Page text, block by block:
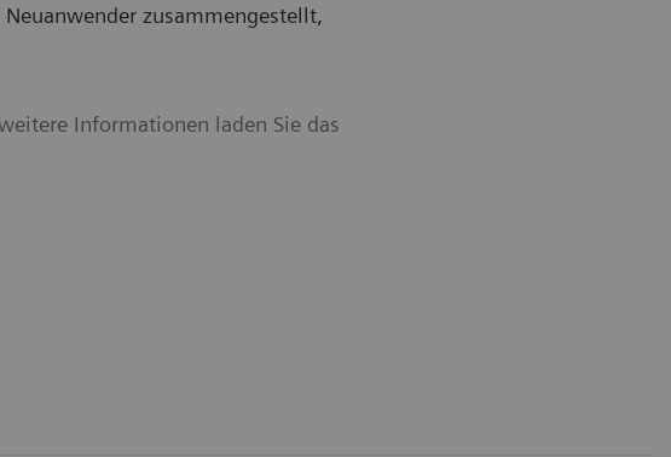
zusammengestellt,
Informationen laden Sie das